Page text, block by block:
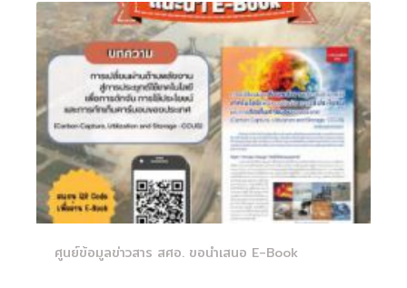
ศูนย์ข้อมูลข่าวสาร สศอ. ขอนำเสนอ E-Book